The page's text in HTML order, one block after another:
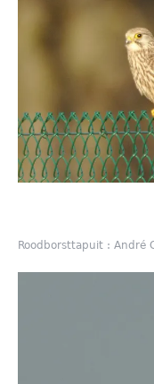
Roodborsttapuit : André